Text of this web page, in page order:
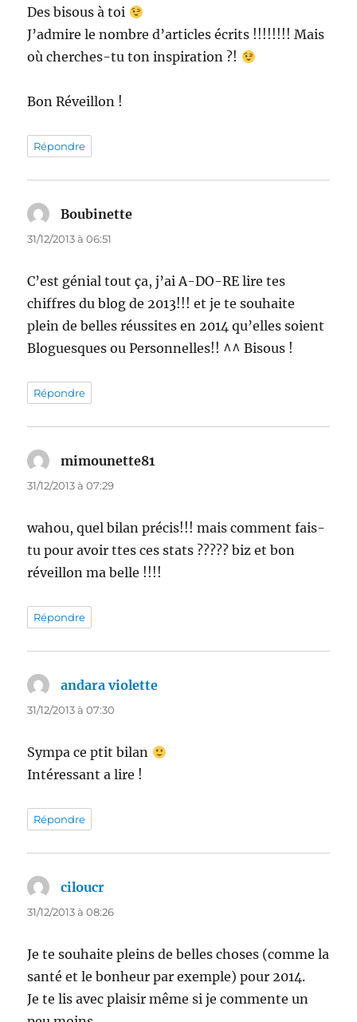
Des bisous à toi
J’admire le nombre d’articles écrits !!!!!!!! Mais
où cherches-tu ton inspiration ?!
Bon Réveillon !
Répondre
Boubinette
31/12/2013 à 06:51
C’est génial tout ça, j’ai A-DO-RE lire tes
chiffres du blog de 2013!!! et je te souhaite
plein de belles réussites en 2014 qu’elles soient
Bloguesques ou Personnelles!! ^^ Bisous !
Répondre
mimounette81
31/12/2013 à 07:29
wahou, quel bilan précis!!! mais comment fais-
tu pour avoir ttes ces stats ????? biz et bon
réveillon ma belle !!!!
Répondre
andara violette
31/12/2013 à 07:30
Sympa ce ptit bilan
Intéressant a lire !
Répondre
ciloucr
31/12/2013 à 08:26
Je te souhaite pleins de belles choses (comme la
santé et le bonheur par exemple) pour 2014.
Je te lis avec plaisir même si je commente un